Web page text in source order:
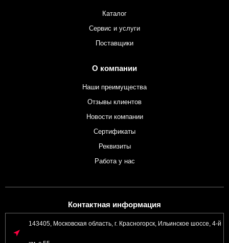
Каталог
Сервис и услуги
Поставщики
О компании
Наши преимущества
Отзывы клиентов
Новости компании
Сертификаты
Реквизиты
Работа у нас
Контактная информация
143405, Московская область, г. Красногорск, Ильинское шоссе, 4-й